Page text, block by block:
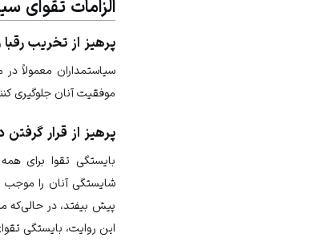
الزامات تقوای
پرهیز از تخریب رقبا
سیاستمداران معمولاً در
موفقیت آنان جلوگیری
پرهیز از قرار
بایستگی تقوا برای
شایستگی آنان را موجب
پیش بیفتد، در حالی‌که
این روایت، بایستگی